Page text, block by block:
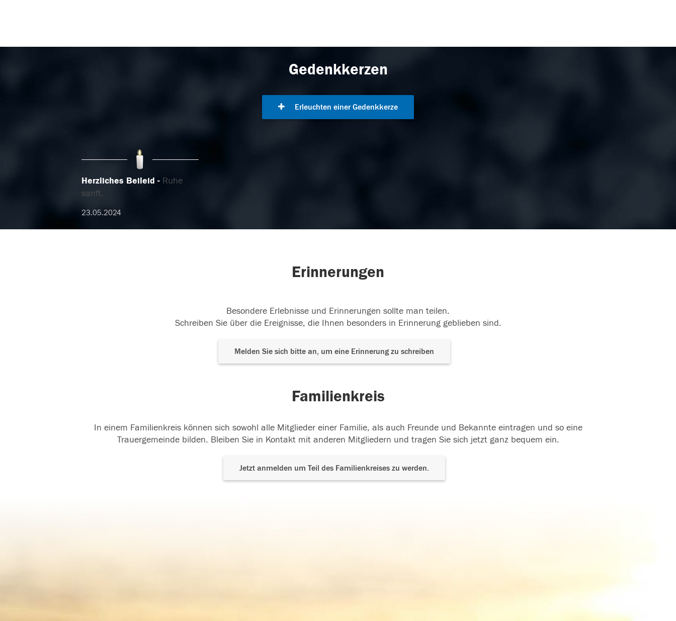
Gedenkkerzen
Erleuchten einer Gedenkkerze
Herzliches Beileid
Ruhe
sanft.
23.05.2024
Erinnerungen
Besondere Erlebnisse und Erinnerungen sollte man teilen.
Schreiben Sie über die Ereignisse, die Ihnen besonders in Erinnerung geblieben sind.
Melden Sie sich bitte an, um eine Erinnerung zu schreiben
Familienkreis
In einem Familienkreis können sich sowohl alle Mitglieder einer Familie, als auch Freunde und Bekannte eintragen und so eine
Trauergemeinde bilden. Bleiben Sie in Kontakt mit anderen Mitgliedern und tragen Sie sich jetzt ganz bequem ein.
Jetzt anmelden um Teil des Familienkreises zu werden.